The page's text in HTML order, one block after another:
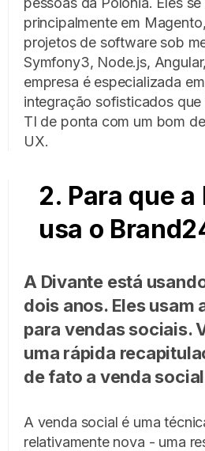
principalmente em
projetos de software sob
Symfony3, Node.js,
empresa é especializada
integração sofisticados
TI de ponta com um bom
UX.
2. Para que
usa o
A Divante está
dois anos. Eles usam
para vendas sociais.
uma rápida
de fato a venda
A venda social é uma
relativamente nova - uma